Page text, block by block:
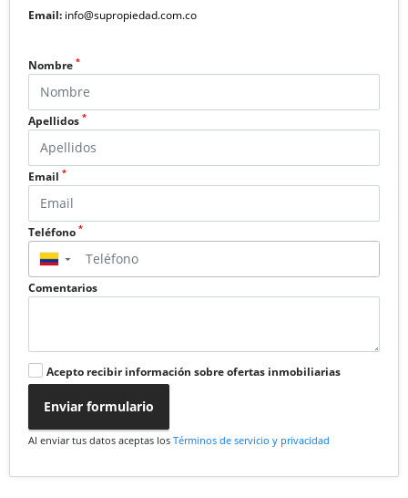
Email: info@supropiedad.com.co
Nombre *
Apellidos *
Email *
Teléfono *
▼
Comentarios
Acepto recibir información sobre ofertas inmobiliarias
Enviar formulario
Al enviar tus datos aceptas los Términos de servicio y privacidad